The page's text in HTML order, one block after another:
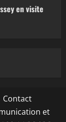
en visite
Contact
et